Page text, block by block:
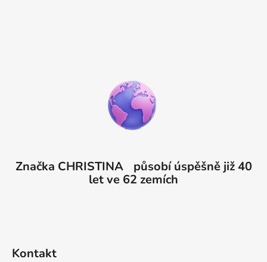
Značka CHRISTINA působí úspěšně již 40
let ve 62 zemích
Kontakt